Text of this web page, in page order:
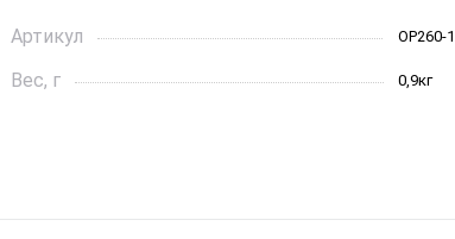
Артикул OР260-
Вес, г 0,9кг